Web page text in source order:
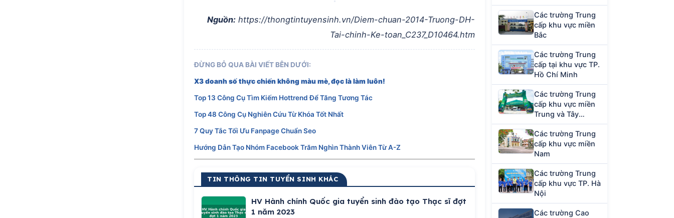
Nguồn: https://thongtintuyensinh.vn/Diem-chuan-2014-Truong-DH-
Tai-chinh-Ke-toan_C237_D10464.htm
ĐỪNG BỎ QUA BÀI VIẾT BÊN DƯỚI:
X3 doanh số thực chiến không màu mè, đọc là làm luôn!
Top 13 Công Cụ Tìm Kiếm Hottrend Để Tăng Tương Tác
Top 48 Công Cụ Nghiên Cứu Từ Khóa Tốt Nhất
7 Quy Tắc Tối Ưu Fanpage Chuẩn Seo
Hướng Dẫn Tạo Nhóm Facebook Trăm Nghìn Thành Viên Từ A-Z
TIN THÔNG TIN TUYỂN SINH KHÁC
HV Hành chính Quốc gia tuyển sinh đào tạo Thạc sĩ đợt
1 năm 2023
Các trường Trung
cấp khu vực miền
Bắc
Các trường Trung
cấp tại khu vực TP.
Hồ Chí Minh
Các trường Trung
cấp khu vực miền
Trung và Tây
Nguyên
Các trường Trung
cấp khu vực miền
Nam
Các trường Trung
cấp khu vực TP. Hà
Nội
Các trường Cao